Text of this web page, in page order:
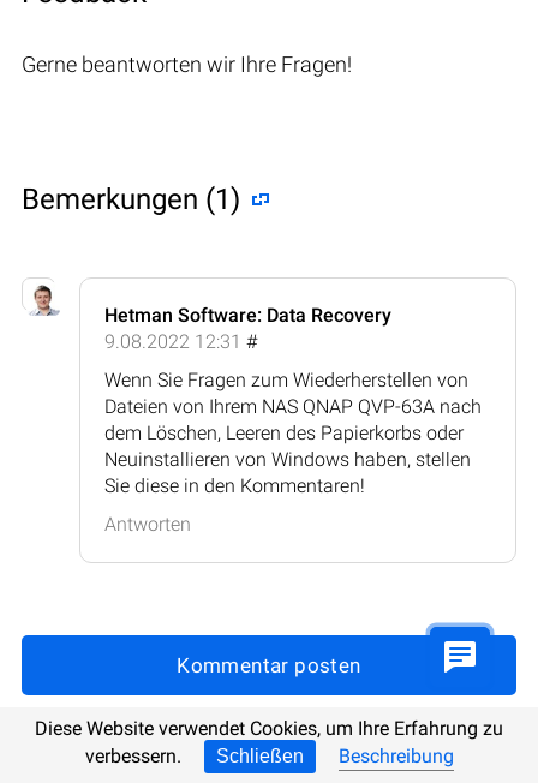
Gerne beantworten wir Ihre Fragen!
Bemerkungen (1)
Hetman Software: Data Recovery
9.08.2022 12:31 #
Wenn Sie Fragen zum Wiederherstellen von
Dateien von Ihrem NAS QNAP QVP-63A nach
dem Löschen, Leeren des Papierkorbs oder
Neuinstallieren von Windows haben, stellen
Sie diese in den Kommentaren!
Antworten
Kommentar posten
Diese Website verwendet Cookies, um Ihre Erfahrung zu
verbessern.
Schließen Beschreibung